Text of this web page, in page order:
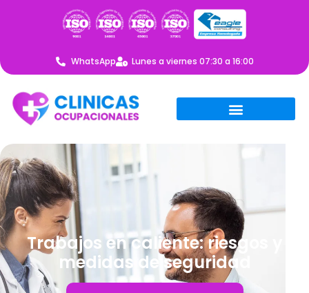
WhatsApp Lunes a viernes 07:30 a 16:00
Trabajos en caliente: riesgos y
medidas de seguridad